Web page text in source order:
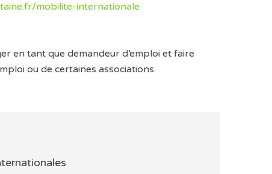
mobilite-internationale
en tant que demandeur d’emploi et faire
ou de certaines associations.